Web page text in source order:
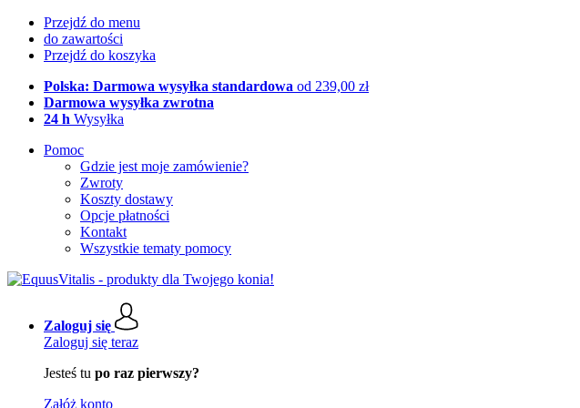
Przejdź do menu
do zawartości
Przejdź do koszyka
Polska: Darmowa wysyłka standardowa od 239,00 zł
Darmowa wysyłka zwrotna
24 h Wysyłka
Pomoc
Gdzie jest moje zamówienie?
Zwroty
Koszty dostawy
Opcje płatności
Kontakt
Wszystkie tematy pomocy
Zaloguj się
Zaloguj się teraz
Jesteś tu po raz pierwszy?
Załóż konto